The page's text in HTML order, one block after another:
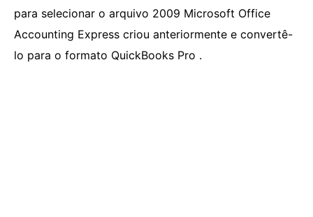
para selecionar o arquivo 2009 Microsoft Office
Accounting Express criou anteriormente e convertê-
lo para o formato QuickBooks Pro .